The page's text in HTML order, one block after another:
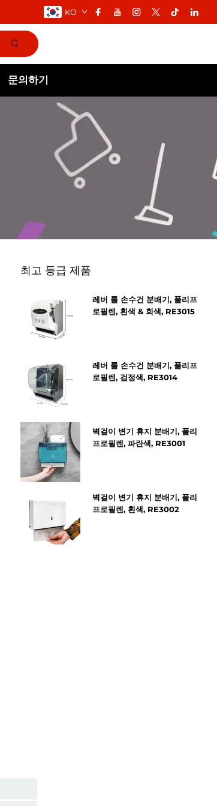
KO
문의하기
최고 등급 제품
레버 롤 손수건 분배기, 폴리프
로필렌, 흰색 & 회색, RE3015
레버 롤 손수건 분배기, 폴리프
로필렌, 검정색, RE3014
벽걸이 변기 휴지 분배기, 폴리
프로필렌, 파란색, RE3001
벽걸이 변기 휴지 분배기, 폴리
프로필렌, 흰색, RE3002